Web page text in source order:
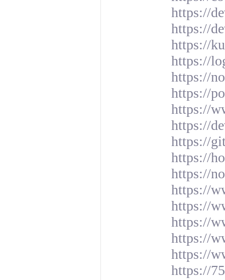
https://
https://
https://
https://
https://
https://
https://
https://
https://
https://
https://
https://
https://
https://
https://
https://
https://